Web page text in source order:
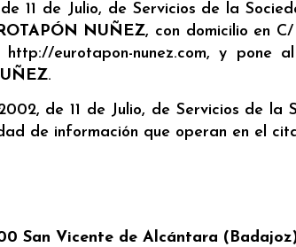
11 de Julio, de Servicios de la
NUÑEZ, con domicilio en
eurotapon-nunez.com, y pone
.
de 11 de Julio, de Servicios de la
de información que operan en el
San Vicente de Alcántara